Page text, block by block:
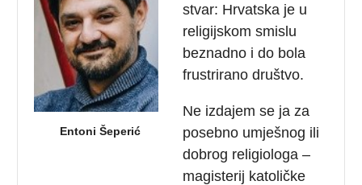
Entoni Šeperić
stvar: Hrvatska je u
religijskom smislu
beznadno i do bola
frustrirano društvo.
Ne izdajem se ja za
posebno umješnog ili
dobrog religiologa –
magisterij katoličke